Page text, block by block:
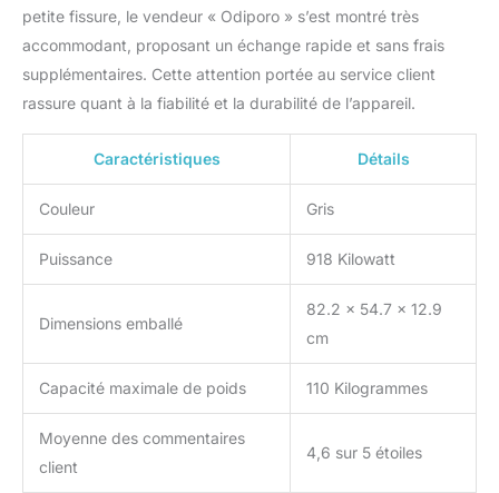
chaque session
d'entraînement est à la
fois confortable et
sécurisée. Expérience
Utilisateur Améliorée - Le
WalkingPad tapis de
course MC11 est équipé
suit et affiche en temps
distance parcourue, le
consommation de
calories, ce qui améliore
considérablement votre
expérience globale
d'exercice. Contrôlez
aisément le tapis de
course via l'application
petite fissure, le vendeur « Odiporo » s’est montré très
accommodant, proposant un échange rapide et sans frais
supplémentaires. Cette attention portée au service client
rassure quant à la fiabilité et la durabilité de l’appareil.
Caractéristiques Détails
Couleur Gris
Puissance 918 Kilowatt
Dimensions emballé
82.2 x 54.7 x 12.9
cm
Capacité maximale de poids 110 Kilogrammes
Moyenne des commentaires
client
4,6 sur 5 étoiles